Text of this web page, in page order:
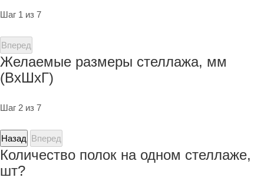
Шаг 1 из 7
Вперед
Желаемые размеры стеллажа, мм
(ВхШхГ)
Шаг 2 из 7
Назад Вперед
Количество полок на одном стеллаже,
шт?